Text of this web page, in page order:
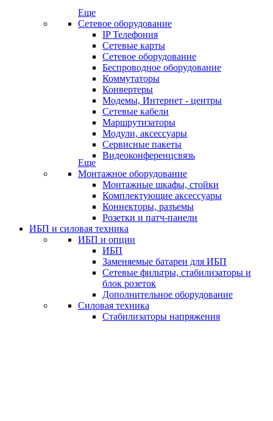
Еще
Сетевое оборудование
IP Телефония
Сетевые карты
Сетевое оборудование
Беспроводное оборудование
Коммутаторы
Конвертеры
Модемы, Интернет - центры
Сетевые кабели
Маршрутизаторы
Модули, аксессуары
Сервисные пакеты
Видеоконференцсвязь
Еще
Монтажное оборудование
Монтажные шкафы, стойки
Комплектующие аксессуары
Коннекторы, разъемы
Розетки и патч-панели
ИБП и силовая техника
ИБП и опции
ИБП
Заменяемые батареи для ИБП
Сетевые фильтры, стабилизаторы и
блок розеток
Дополнительное оборудование
Силовая техника
Стабилизаторы напряжения